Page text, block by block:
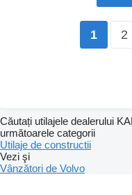
1 2
Căutați utilajele dealerului
următoarele categorii
Utilaje de constructii
Vezi şi
Vânzători de Volvo